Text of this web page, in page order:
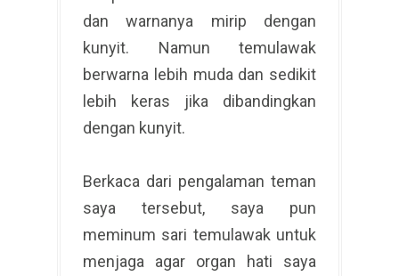
dan warnanya mirip dengan
kunyit. Namun temulawak
berwarna lebih muda dan sedikit
lebih keras jika dibandingkan
dengan kunyit.
Berkaca dari pengalaman teman
saya tersebut, saya pun
meminum sari temulawak untuk
menjaga agar organ hati saya